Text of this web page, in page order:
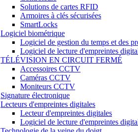
Solutions de cartes RFID
Armoires à clés sécurisées
SmartLocks
Logiciel biométrique
Logiciel de gestion du temps et des
Logiciel de lecture d'empreintes
TÉLÉVISION EN CIRCUIT FERMÉ
Accessoires CCTV
Caméras CCTV
Moniteurs CCTV
Signature électronique
Lecteurs d'empreintes digitales
Lecteur d'empreintes digitales
Logiciel de lecture d'empreintes